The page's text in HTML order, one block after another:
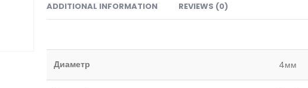
ADDITIONAL INFORMATION REVIEWS (0)
Диаметр 4мм